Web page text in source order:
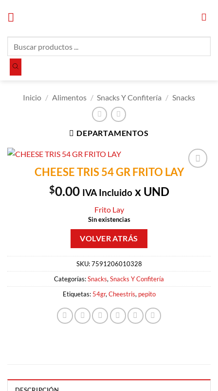
productos
Inicio / Alimentos / Snacks Y Confitería / Snacks
DEPARTAMENTOS
Añadir a
CHEESE TRIS 54 GR FRITO LAY
$0.00 IVA Incluidox UND
Frito Lay
Sin existencias
SKU:7591206010328
Categorías:Snacks, Snacks Y Confitería
Etiquetas: 54gr, Cheestris, pepito